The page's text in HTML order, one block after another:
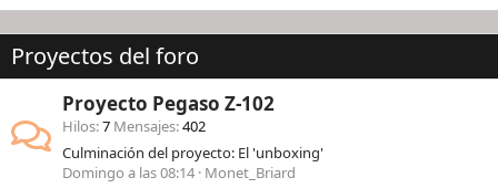
Proyectos del foro
Proyecto Pegaso Z-102
Hilos 7 Mensajes 402
Culminación del proyecto: El 'unboxing'
Domingo a las 08:14 Monet_Briard